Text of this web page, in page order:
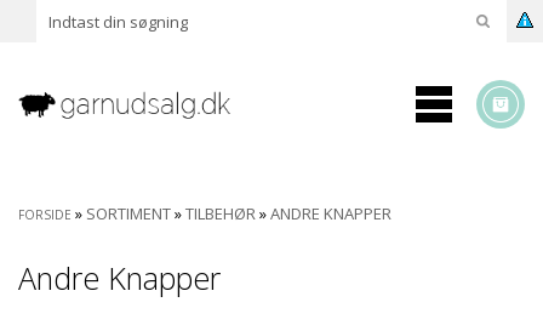
FORSIDE » SORTIMENT»TILBEHØR»ANDRE KNAPPER
Andre Knapper